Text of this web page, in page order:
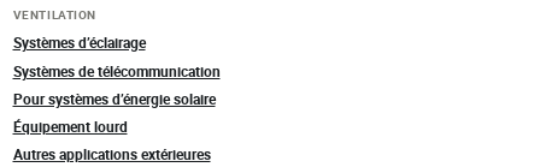
VENTILATION
Systèmes d’éclairage
Systèmes de télécommunication
Pour systèmes d’énergie solaire
Équipement lourd
Autres applications extérieures